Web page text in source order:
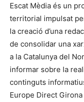
Escat Mèdia és un
territorial impulsat
la creació d’una
de consolidar una
a la Catalunya del
informar sobre la
continguts
Europe Direct